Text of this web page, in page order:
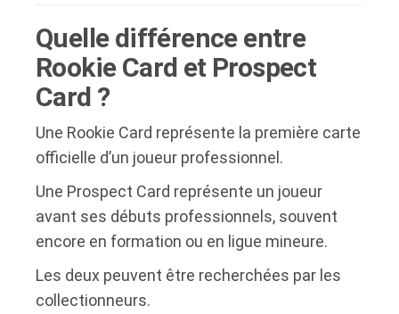
Quelle différence entre
Rookie Card et Prospect
Card ?
Une Rookie Card représente la première carte
officielle d’un joueur professionnel.
Une Prospect Card représente un joueur
avant ses débuts professionnels, souvent
encore en formation ou en ligue mineure.
Les deux peuvent être recherchées par les
collectionneurs.